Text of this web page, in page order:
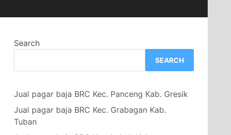
Search
SEARCH
Jual pagar baja BRC Kec. Panceng Kab. Gresik
Jual pagar baja BRC Kec. Grabagan Kab.
Tuban